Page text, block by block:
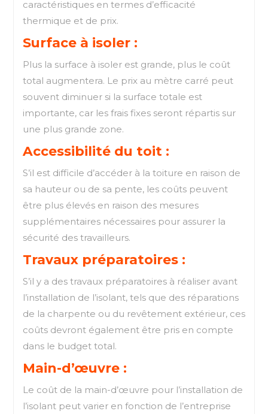
caractéristiques en termes d’efficacité
thermique et de prix.
Surface à isoler :
Plus la surface à isoler est grande, plus le coût
total augmentera. Le prix au mètre carré peut
souvent diminuer si la surface totale est
importante, car les frais fixes seront répartis sur
une plus grande zone.
Accessibilité du toit :
S’il est difficile d’accéder à la toiture en raison de
sa hauteur ou de sa pente, les coûts peuvent
être plus élevés en raison des mesures
supplémentaires nécessaires pour assurer la
sécurité des travailleurs.
Travaux préparatoires :
S’il y a des travaux préparatoires à réaliser avant
l’installation de l’isolant, tels que des réparations
de la charpente ou du revêtement extérieur, ces
coûts devront également être pris en compte
dans le budget total.
Main-d’œuvre :
Le coût de la main-d’œuvre pour l’installation de
l’isolant peut varier en fonction de l’entreprise